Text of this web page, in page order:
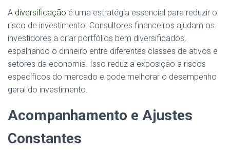
A diversificação é uma estratégia essencial para reduzir o
risco de investimento. Consultores financeiros ajudam os
investidores a criar portfólios bem diversificados,
espalhando o dinheiro entre diferentes classes de ativos e
setores da economia. Isso reduz a exposição a riscos
específicos do mercado e pode melhorar o desempenho
geral do investimento.
Acompanhamento e Ajustes
Constantes